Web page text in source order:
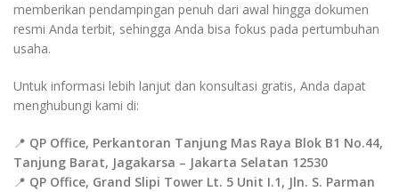
memberikan pendampingan penuh dari awal hingga dokumen
resmi Anda terbit, sehingga Anda bisa fokus pada pertumbuhan
usaha.
Untuk informasi lebih lanjut dan konsultasi gratis, Anda dapat
menghubungi kami di:
📍 QP Office, Perkantoran Tanjung Mas Raya Blok B1 No.44,
Tanjung Barat, Jagakarsa – Jakarta Selatan 12530
📍 QP Office, Grand Slipi Tower Lt. 5 Unit I.1, Jln. S. Parman